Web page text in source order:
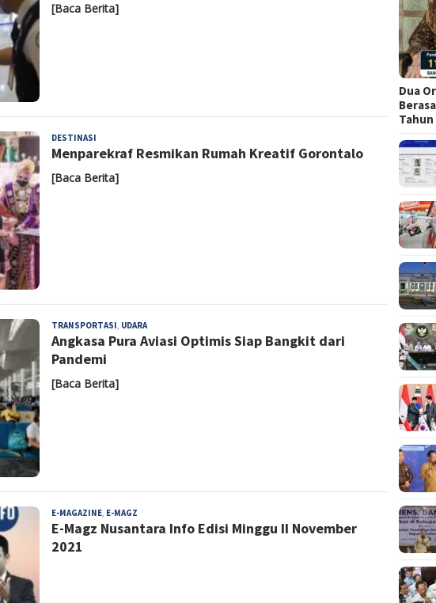
[Baca Berita]
DESTINASI
Menparekraf Resmikan Rumah Kreatif Gorontalo
[Baca Berita]
TRANSPORTASI, UDARAAdmin
Angkasa Pura Aviasi Optimis Siap Bangkit dari
Pandemi
[Baca Berita]
E-MAGAZINE, E-MAGZ
E-Magz Nusantara Info Edisi Minggu II November
2021
Dua
Tahun